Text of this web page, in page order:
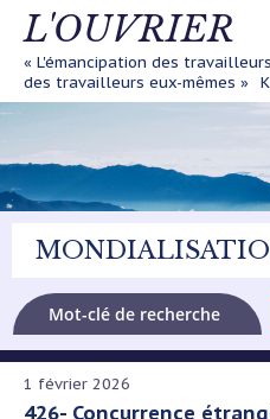
Aller
principal
L'OUVRIER
« L'émancipation des
des travailleurs eux-mêmes »
1 février 2026
426- Concurrence